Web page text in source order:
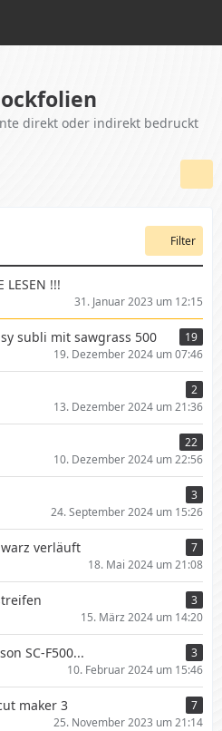
direkt oder indirekt bedruckt
Filter
LESEN !!!
31. Januar 2023 um 12:15
subli mit sawgrass 500
19
19. Dezember 2024 um 07:46
2
13. Dezember 2024 um 21:36
22
10. Dezember 2024 um 22:56
3
24. September 2024 um 15:26
verläuft
7
18. Mai 2024 um 21:08
3
15. März 2024 um 14:20
SC-F500...
3
10. Februar 2024 um 15:46
maker 3
7
25. November 2023 um 21:14